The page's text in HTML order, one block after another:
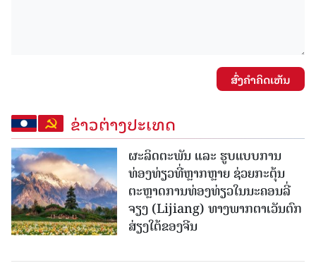
ສົ່ງຄໍາຄິດເຫັນ
ຂ່າວຕ່າງປະເທດ
ຜະລິດຕະພັນ ແລະ ຮູບແບບການ
ທ່ອງທ່ຽວທີ່ຫຼາກຫຼາຍ ຊ່ວຍກະຕຸ້ນ
ຕະຫຼາດການທ່ອງທ່ຽວໃນນະຄອນລີ່
ຈຽງ (Lijiang) ທາງພາກຕາເວັນຕົກ
ສ່ຽງໃຕ້ຂອງຈີນ